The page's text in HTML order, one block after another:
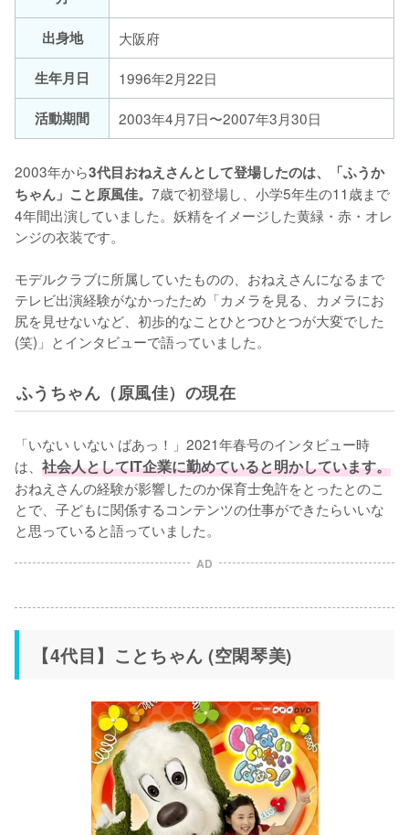
出身地
大阪府
生年月日
1996年2月22日
活動期間
2003年4月7日〜2007年3月30日
2003年から3代目おねえさんとして登場したのは、「ふうか
ちゃん」こと原風佳。 7歳で初登場し、小学5年生の11歳まで
4年間出演していました。妖精をイメージした黄緑・赤・オレ
ンジの衣装です。
モデルクラブに所属していたものの、おねえさんになるまで
テレビ出演経験がなかったため「カメラを見る、カメラにお
尻を見せないなど、初歩的なことひとつひとつが大変でした
(笑)」とインタビューで語っていました。
ふうちゃん（原風佳）の現在
「いない いない ばあっ！」2021年春号のインタビュー時
は、 社会人としてIT企業に勤めていると明かしています。
おねえさんの経験が影響したのか保育士免許をとったとのこ
とで、子どもに関係するコンテンツの仕事ができたらいいな
と思っていると語っていました。
AD
【4代目】ことちゃん (空閑琴美)